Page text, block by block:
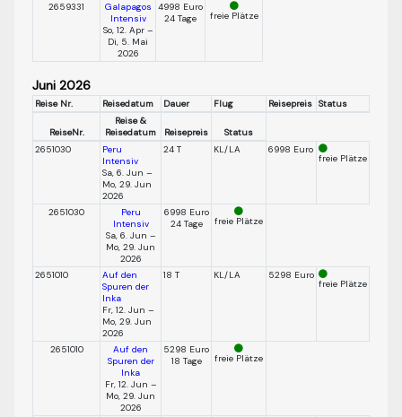
2659331
Galapagos
Intensiv
So, 12. Apr –
Di, 5. Mai
2026
4998 Euro
24 Tage
freie Plätze
Juni 2026
Reise Nr. Reisedatum Dauer Flug Reisepreis Status
ReiseNr.
Reise &
Reisedatum
Reisepreis
Status
2651030
Peru
Intensiv
Sa, 6. Jun –
Mo, 29. Jun
2026
24 T KL/LA 6998 Euro
freie Plätze
2651030
Peru
Intensiv
Sa, 6. Jun –
Mo, 29. Jun
2026
6998 Euro
24 Tage
freie Plätze
2651010
Auf den
Spuren der
Inka
Fr, 12. Jun –
Mo, 29. Jun
2026
18 T KL/LA 5298 Euro
freie Plätze
2651010
Auf den
Spuren der
Inka
Fr, 12. Jun –
Mo, 29. Jun
2026
5298 Euro
18 Tage
freie Plätze